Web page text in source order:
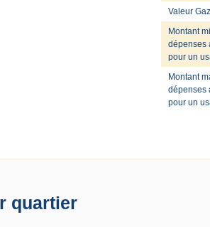
Valeur
Montant
dépenses
pour un
Montant
dépenses
pour un
quartier